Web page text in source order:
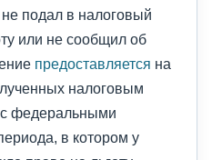
подал в налоговый
или не сообщил об
предоставляется на
налоговым
с федеральными
в котором у